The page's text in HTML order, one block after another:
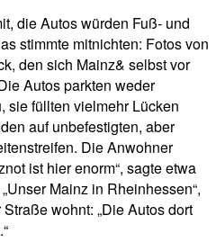
die Autos würden Fuß- und
stimmte mitnichten: Fotos von
den sich Mainz& selbst vor
Autos parkten weder
sie füllten vielmehr Lücken
auf unbefestigten, aber
Die Anwohner
ist hier enorm“, sagte etwa
Mainz in Rheinhessen“,
wohnt: „Die Autos dort